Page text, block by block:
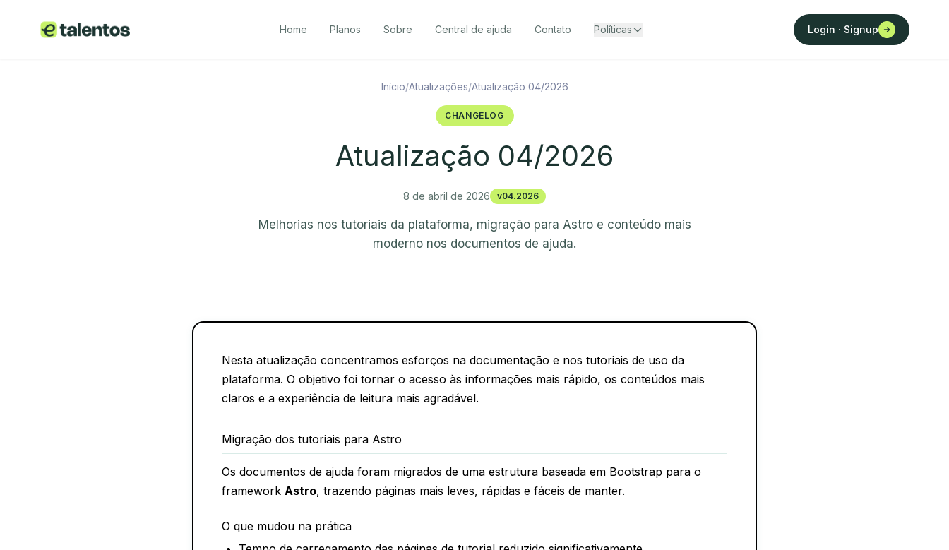
Home Planos Sobre Central de ajuda Contato Políticas Login · Signup
Início Atualizações Atualização 04/2026
CHANGELOG
Atualização 04/2026
8 de abril de 2026 v04.2026
Melhorias nos tutoriais da plataforma, migração para Astro e conteúdo mais
moderno nos documentos de ajuda.
Nesta atualização concentramos esforços na documentação e nos tutoriais de uso da
plataforma. O objetivo foi tornar o acesso às informações mais rápido, os conteúdos mais
claros e a experiência de leitura mais agradável.
Migração dos tutoriais para Astro
Os documentos de ajuda foram migrados de uma estrutura baseada em Bootstrap para o
framework Astro, trazendo páginas mais leves, rápidas e fáceis de manter.
O que mudou na prática